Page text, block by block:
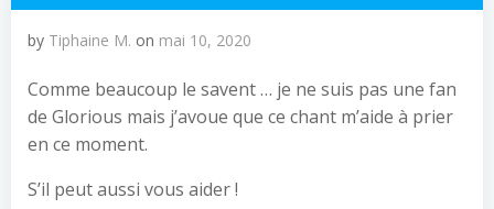
by Tiphaine M. on mai 10, 2020
Comme beaucoup le savent … je ne suis pas une fan
de Glorious mais j’avoue que ce chant m’aide à prier
en ce moment.
S’il peut aussi vous aider !